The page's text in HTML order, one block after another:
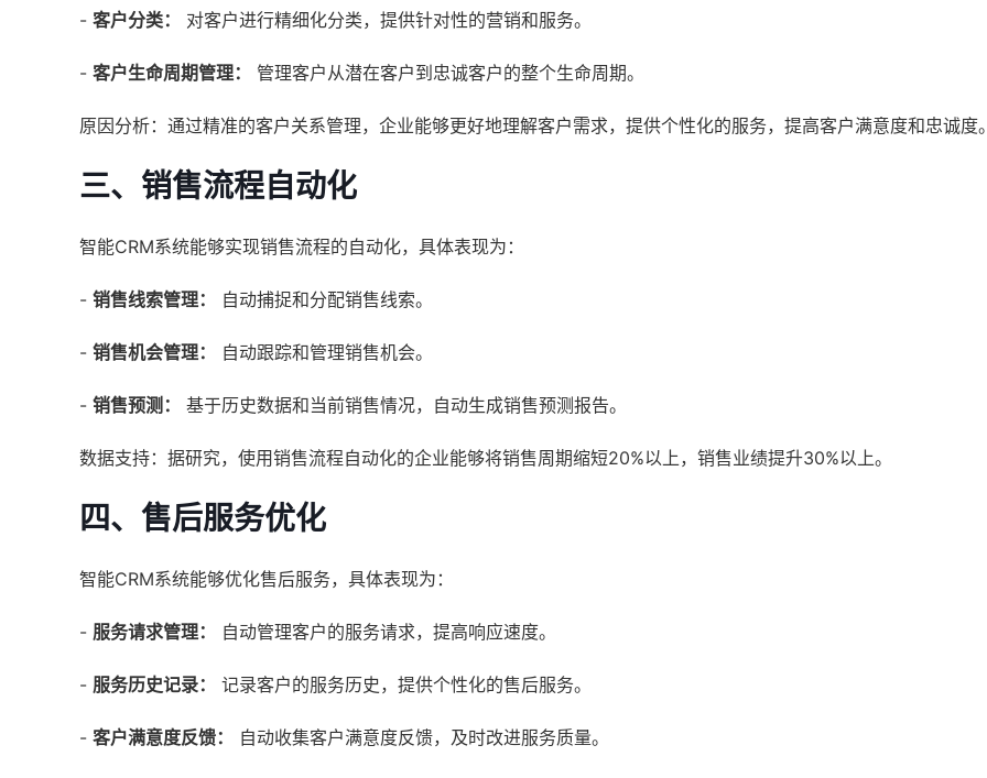
- 客户分类： 对客户进行精细化分类，提供针对性的营销和服务。
- 客户生命周期管理： 管理客户从潜在客户到忠诚客户的整个生命周期。
原因分析：通过精准的客户关系管理，企业能够更好地理解客户需求，提供个性化的服务，提高客户满意度和忠诚度
三、销售流程自动化
智能CRM系统能够实现销售流程的自动化，具体表现为：
- 销售线索管理： 自动捕捉和分配销售线索。
- 销售机会管理： 自动跟踪和管理销售机会。
- 销售预测： 基于历史数据和当前销售情况，自动生成销售预测报告。
数据支持：据研究，使用销售流程自动化的企业能够将销售周期缩短20%以上，销售业绩提升30%以上。
四、售后服务优化
智能CRM系统能够优化售后服务，具体表现为：
- 服务请求管理： 自动管理客户的服务请求，提高响应速度。
- 服务历史记录： 记录客户的服务历史，提供个性化的售后服务。
- 客户满意度反馈： 自动收集客户满意度反馈，及时改进服务质量。